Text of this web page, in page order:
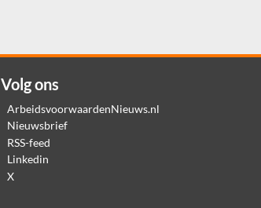
Volg ons
ArbeidsvoorwaardenNieuws.nl
Nieuwsbrief
RSS-feed
Linkedin
X